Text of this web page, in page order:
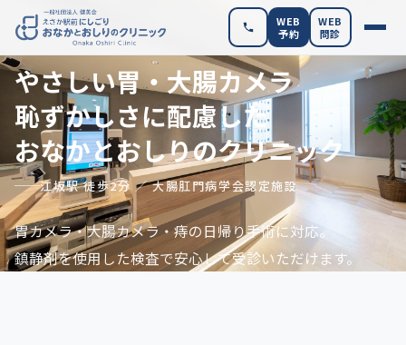
WEB
予約
WEB
問診
やさしい胃・大腸カメラ
恥ずかしさに配慮した
おなかとおしりのクリニック
江坂駅 徒歩2分 ／ 大腸肛門病学会認定施設
胃カメラ・大腸カメラ・痔の日帰り手術に対応。
鎮静剤を使用した検査で安心して受診いただけます。